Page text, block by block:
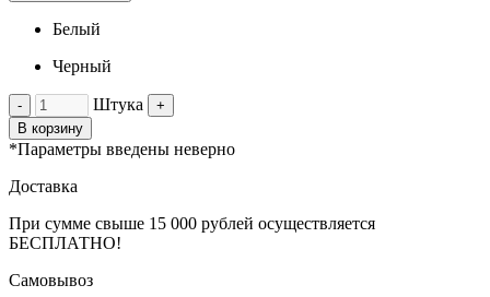
Белый
Черный
- Штука
+
В корзину
*Параметры введены неверно
Доставка
При сумме свыше 15 000 рублей осуществляется
БЕСПЛАТНО!
Самовывоз